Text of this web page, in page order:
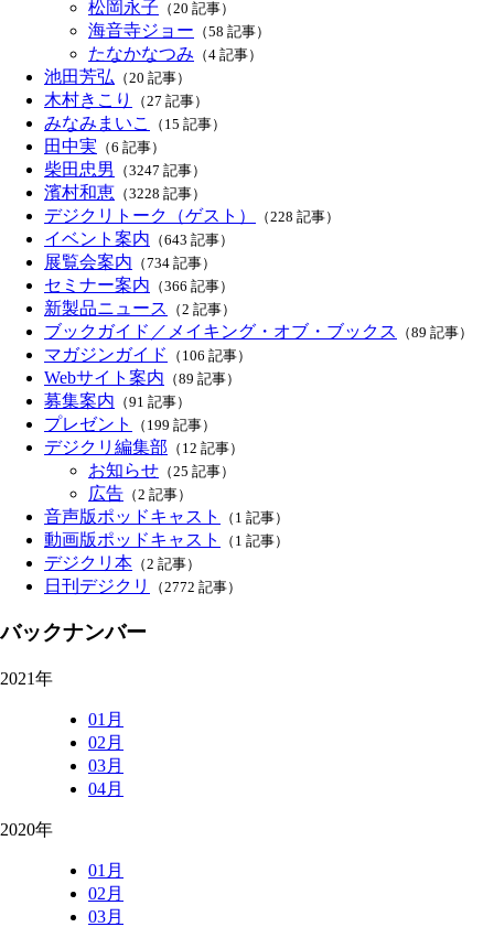
松岡永子 （20 記事）
海音寺ジョー （58 記事）
たなかなつみ （4 記事）
池田芳弘 （20 記事）
木村きこり （27 記事）
みなみまいこ （15 記事）
田中実 （6 記事）
柴田忠男 （3247 記事）
濱村和恵 （3228 記事）
デジクリトーク（ゲスト） （228 記事）
イベント案内 （643 記事）
展覧会案内 （734 記事）
セミナー案内 （366 記事）
新製品ニュース （2 記事）
ブックガイド／メイキング・オブ・ブックス （89 記事）
マガジンガイド （106 記事）
Webサイト案内 （89 記事）
募集案内 （91 記事）
プレゼント （199 記事）
デジクリ編集部 （12 記事）
お知らせ （25 記事）
広告 （2 記事）
音声版ポッドキャスト （1 記事）
動画版ポッドキャスト （1 記事）
デジクリ本 （2 記事）
日刊デジクリ （2772 記事）
バックナンバー
2021年
01月
02月
03月
04月
2020年
01月
02月
03月